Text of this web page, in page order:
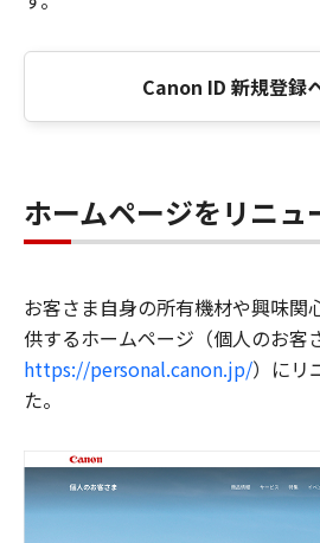
Canon ID 新規登録
ホームページをリニュ
お客さま自身の所有機材や興味関
供するホームページ（個人のお客
https://personal.canon.jp/）にリ
た。